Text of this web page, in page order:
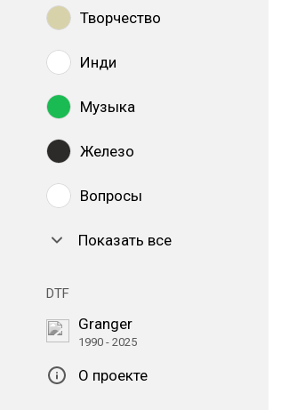
Творчество
Инди
Музыка
Железо
Вопросы
Показать все
DTF
Granger
1990 - 2025
О проекте